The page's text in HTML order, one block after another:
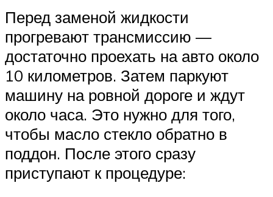
Перед заменой жидкости
прогревают трансмиссию —
достаточно проехать на авто около
10 километров. Затем паркуют
машину на ровной дороге и ждут
около часа. Это нужно для того,
чтобы масло стекло обратно в
поддон. После этого сразу
приступают к процедуре: